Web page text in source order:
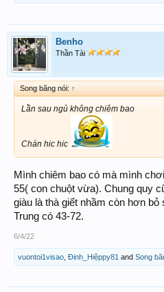
Benho
Thần Tài
Song băng nói: ↑
Lần sau ngủ không chiêm bao
Chán hic hic
Mình chiêm bao có mà mình
55( con chuột vừa). Chung quy
giàu là thà giết nhầm còn hơn
Trung có 43-72.
6/4/22
vuontoi1visao Đinh_Hiệppy81 and Song